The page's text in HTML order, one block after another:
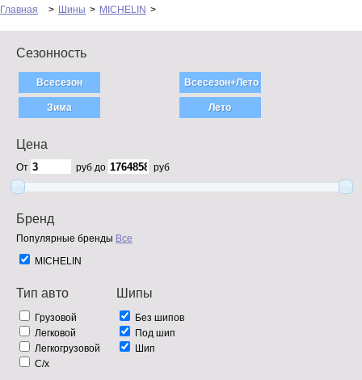
Главная > Шины > MICHELIN >
Сезонность
Цена
От руб до руб
Бренд
Популярные бренды Все
MICHELIN
Тип авто
Грузовой
Легковой
Легкогрузовой
С/х
Шипы
Без шипов
Под шип
Шип